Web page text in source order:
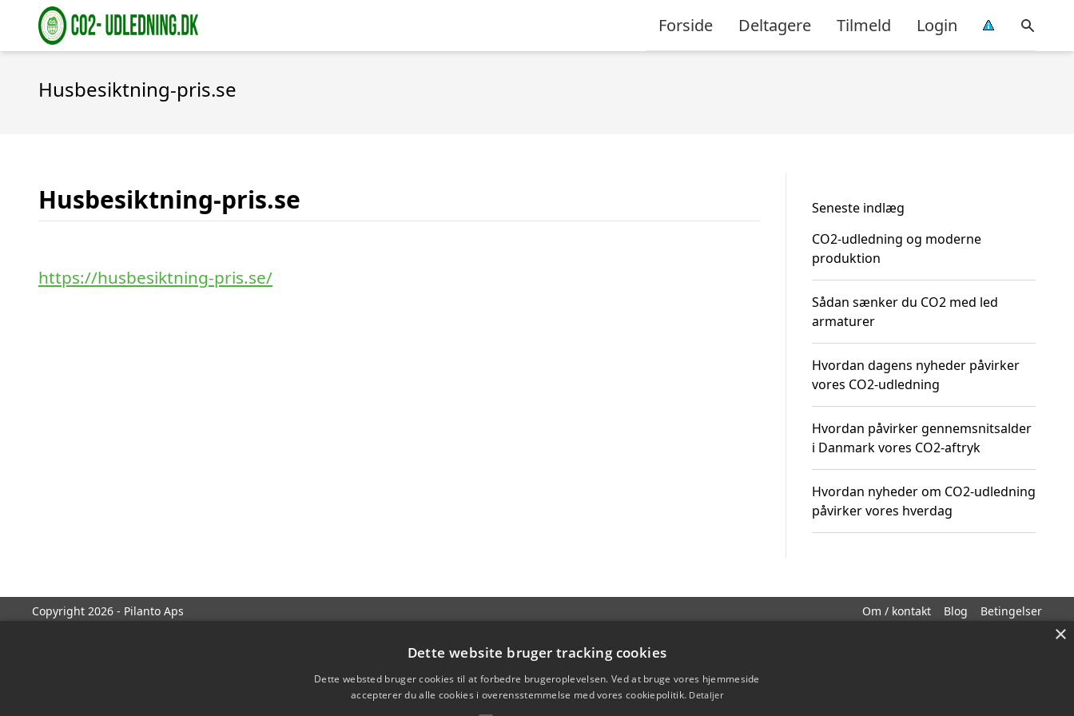
Forside Deltagere Tilmeld Login
Husbesiktning-pris.se
Husbesiktning-pris.se
https://husbesiktning-pris.se/
Seneste indlæg
CO2-udledning og moderne
produktion
Sådan sænker du CO2 med led
armaturer
Hvordan dagens nyheder påvirker
vores CO2-udledning
Hvordan påvirker gennemsnitsalder
i Danmark vores CO2-aftryk
Hvordan nyheder om CO2-udledning
påvirker vores hverdag
Copyright 2026 - Pilanto Aps Om / kontakt Blog Betingelser
×
Dette website bruger tracking cookies
Dette websted bruger cookies til at forbedre brugeroplevelsen. Ved at bruge vores hjemmeside
accepterer du alle cookies i overensstemmelse med vores cookiepolitik. Detaljer